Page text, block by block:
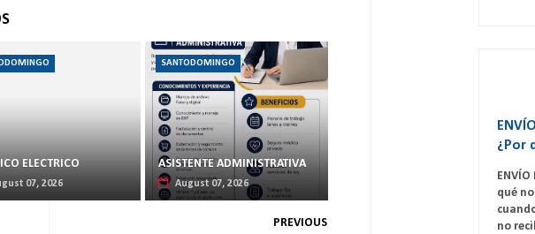
ELECTRICO
07, 2026
SANTODOMINGO
ASISTENTE ADMINISTRATIVA
August 07, 2026
PREVIOUS
¿Por
ENVÍO
qué
no